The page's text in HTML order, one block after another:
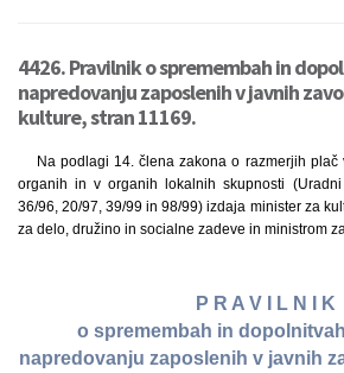
4426. Pravilnik o spremembah in
napredovanju zaposlenih v javnih
kulture, stran 11169.
Na podlagi 14. člena zakona o razmerjih plač
organih in v organih lokalnih skupnosti
36/96, 20/97, 39/99 in 98/99) izdaja minister za
za delo, družino in socialne zadeve in ministrom
P R A V I L N I K
o spremembah in
napredovanju zaposlenih v javnih